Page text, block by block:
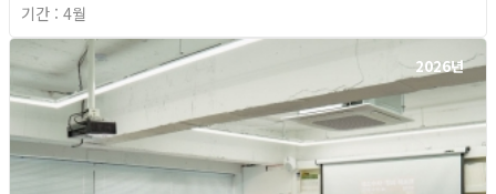
기간 : 4월
2026년